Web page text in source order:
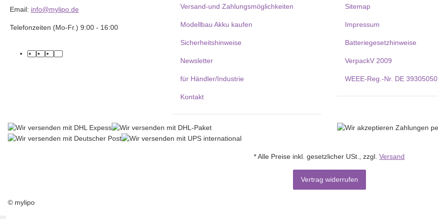
Email: info@mylipo.de
Telefonzeiten (Mo-Fr.) 9:00 - 16:00
facebook
youtube
instagram
tiktok
Versand-und Zahlungsmöglichkeiten
Modellbau Akku kaufen
Sicherheitshinweise
Newsletter
für Händler/Industrie
Kontakt
Sitemap
Impressum
Batteriegesetzhinweise
VerpackV 2009
WEEE-Reg.-Nr. DE 39305050
* Alle Preise inkl. gesetzlicher USt., zzgl. Versand
Vertrag widerrufen
© mylipo